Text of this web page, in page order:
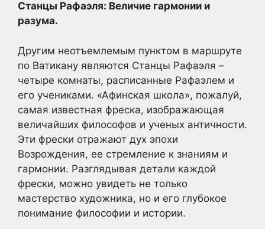
Станцы Рафаэля: Величие гармонии и
разума.
Другим неотъемлемым пунктом в маршруте
по Ватикану являются Станцы Рафаэля –
четыре комнаты, расписанные Рафаэлем и
его учениками. «Афинская школа», пожалуй,
самая известная фреска, изображающая
величайших философов и ученых античности.
Эти фрески отражают дух эпохи
Возрождения, ее стремление к знаниям и
гармонии. Разглядывая детали каждой
фрески, можно увидеть не только
мастерство художника, но и его глубокое
понимание философии и истории.